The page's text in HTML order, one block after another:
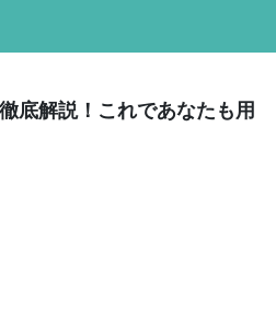
底解説！これであなたも用